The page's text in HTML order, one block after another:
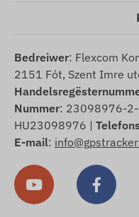
Bedreiwer: Flexcom
2151 Fót, Szent Imre
Nummer: 23098976-
HU23098976 |
E-mail: